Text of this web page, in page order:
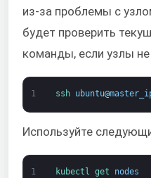
из-за проблемы с
будет проверить
команды, если узлы
1 ssh ubuntu@
Используйте
1 kubectl get nodes